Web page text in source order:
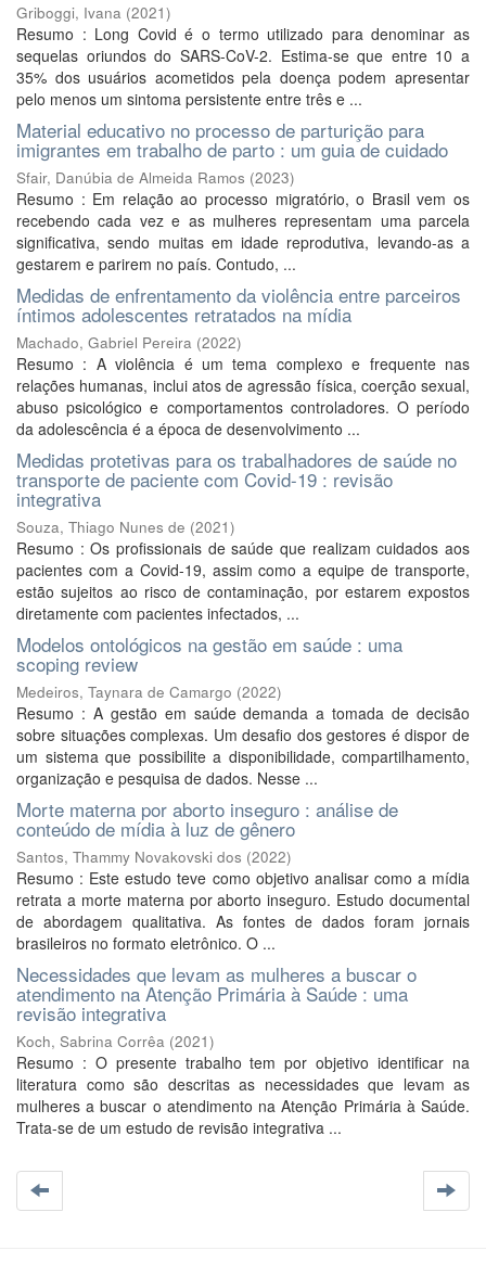
Griboggi, Ivana (2021)
Resumo : Long Covid é o termo utilizado para denominar as
sequelas oriundos do SARS-CoV-2. Estima-se que entre 10 a
35% dos usuários acometidos pela doença podem apresentar
pelo menos um sintoma persistente entre três e ...
Material educativo no processo de parturição para
imigrantes em trabalho de parto : um guia de cuidado
Sfair, Danúbia de Almeida Ramos (2023)
Resumo : Em relação ao processo migratório, o Brasil vem os
recebendo cada vez e as mulheres representam uma parcela
significativa, sendo muitas em idade reprodutiva, levando-as a
gestarem e parirem no país. Contudo, ...
Medidas de enfrentamento da violência entre parceiros
íntimos adolescentes retratados na mídia
Machado, Gabriel Pereira (2022)
Resumo : A violência é um tema complexo e frequente nas
relações humanas, inclui atos de agressão física, coerção sexual,
abuso psicológico e comportamentos controladores. O período
da adolescência é a época de desenvolvimento ...
Medidas protetivas para os trabalhadores de saúde no
transporte de paciente com Covid-19 : revisão
integrativa
Souza, Thiago Nunes de (2021)
Resumo : Os profissionais de saúde que realizam cuidados aos
pacientes com a Covid-19, assim como a equipe de transporte,
estão sujeitos ao risco de contaminação, por estarem expostos
diretamente com pacientes infectados, ...
Modelos ontológicos na gestão em saúde : uma
scoping review
Medeiros, Taynara de Camargo (2022)
Resumo : A gestão em saúde demanda a tomada de decisão
sobre situações complexas. Um desafio dos gestores é dispor de
um sistema que possibilite a disponibilidade, compartilhamento,
organização e pesquisa de dados. Nesse ...
Morte materna por aborto inseguro : análise de
conteúdo de mídia à luz de gênero
Santos, Thammy Novakovski dos (2022)
Resumo : Este estudo teve como objetivo analisar como a mídia
retrata a morte materna por aborto inseguro. Estudo documental
de abordagem qualitativa. As fontes de dados foram jornais
brasileiros no formato eletrônico. O ...
Necessidades que levam as mulheres a buscar o
atendimento na Atenção Primária à Saúde : uma
revisão integrativa
Koch, Sabrina Corrêa (2021)
Resumo : O presente trabalho tem por objetivo identificar na
literatura como são descritas as necessidades que levam as
mulheres a buscar o atendimento na Atenção Primária à Saúde.
Trata-se de um estudo de revisão integrativa ...